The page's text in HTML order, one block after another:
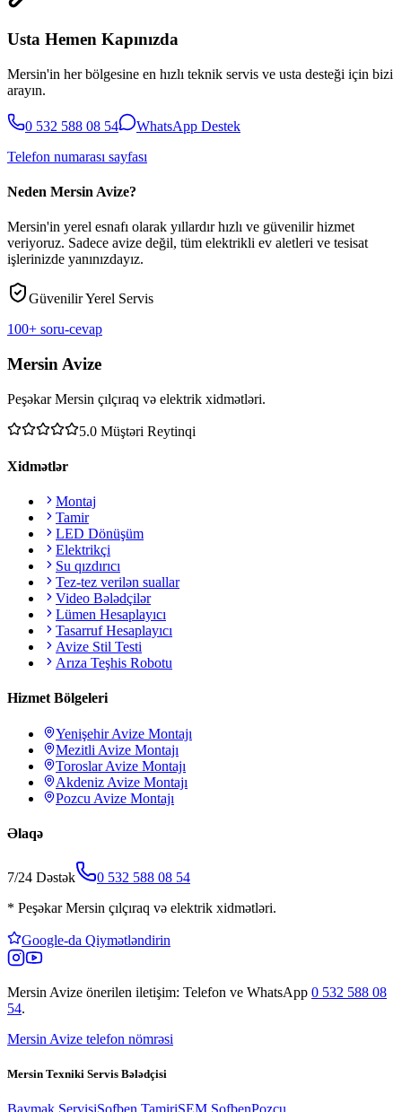
Usta Hemen Kapınızda
Mersin'in her bölgesine en hızlı teknik servis ve usta desteği için bizi
arayın.
0 532 588 08 54
WhatsApp Destek
Telefon numarası sayfası
Neden Mersin Avize?
Mersin'in yerel esnafı olarak yıllardır hızlı ve güvenilir hizmet
veriyoruz. Sadece avize değil, tüm elektrikli ev aletleri ve tesisat
işlerinizde yanınızdayız.
Güvenilir Yerel Servis
100+ soru-cevap
Mersin Avize
Peşəkar Mersin çılçıraq və elektrik xidmətləri.
5.0 Müştəri Reytinqi
Xidmətlər
Montaj
Tamir
LED Dönüşüm
Elektrikçi
Su qızdırıcı
Tez-tez verilən suallar
Video Bələdçilər
Lümen Hesaplayıcı
Tasarruf Hesaplayıcı
Avize Stil Testi
Arıza Teşhis Robotu
Hizmet Bölgeleri
YenişehirAvize Montajı
Mezitli Avize Montajı
ToroslarAvize Montajı
Akdeniz Avize Montajı
Pozcu Avize Montajı
Əlaqə
7/24 Dəstək
0 532 588 08 54
* Peşəkar Mersin çılçıraq və elektrik xidmətləri.
Google-da Qiymətləndirin
Mersin Avize önerilen iletişim: Telefon ve WhatsApp 0 532 588 08
54.
Mersin Avize telefon nömrəsi
Mersin Texniki Servis Bələdçisi